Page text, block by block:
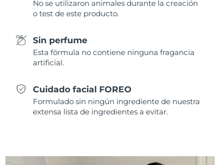
No se utilizaron animales durante la creación
o test de este producto.
Sin perfume
Esta fórmula no contiene ninguna fragancia
artificial.
Cuidado facial FOREO
Formulado sin ningún ingrediente de nuestra
extensa lista de ingredientes a evitar.
Singapur Entrega prevista8/12/26
Eslovenia Entrega prevista8/10/26
Corea del Sur Entrega prevista 8/12/26